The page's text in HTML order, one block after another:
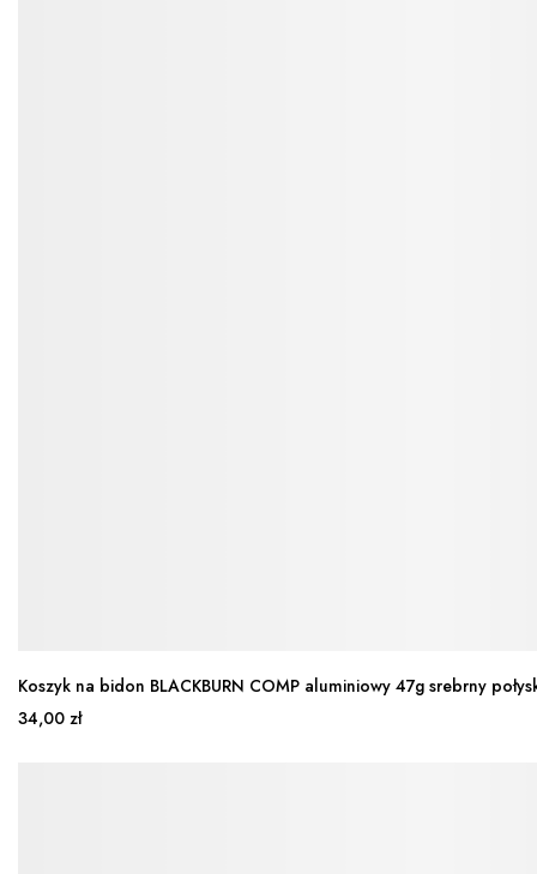
Koszyk na bidon BLACKBURN COMP aluminiowy 47g srebrny
34,00 zł